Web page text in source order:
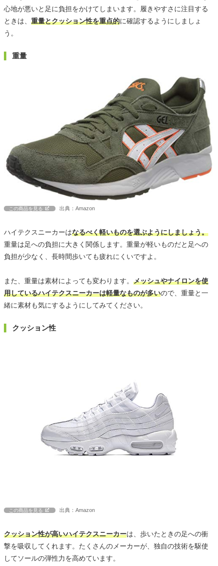
心地が悪いと足に負担をかけてしまいます。履きやすさに注目する
ときは、 重量とクッション性を重点的に確認するようにしましょ
う。
重量
この商品を見る 出典：Amazon
ハイテクスニーカーはなるべく軽いものを選ぶようにしましょう。
重量は足への負担に大きく関係します。重量が軽いものだと足への
負担が少なく、長時間歩いても疲れにくいですよ。
また、重量は素材によっても変わります。 メッシュやナイロンを使
用しているハイテクスニーカーは軽量なものが多いので、重量と一
緒に素材も気にするようにしてみてください。
クッション性
この商品を見る 出典：Amazon
クッション性が高いハイテクスニーカーは、歩いたときの足への衝
撃を吸収してくれます。たくさんのメーカーが、独自の技術を駆使
してソールの弾性力を高めています。